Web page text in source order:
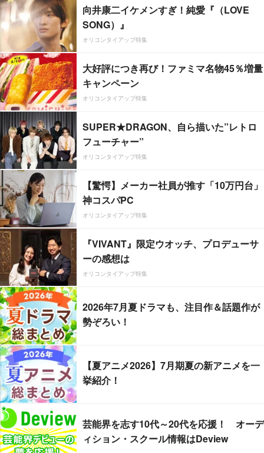
向井康二イケメンすぎ！純愛『（LOVE
SONG）』
オリコンタイアップ特集
大好評につき再び！ファミマ名物45％増量
キャンペーン
オリコンタイアップ特集
SUPER★DRAGON、自ら描いた”レトロ
フューチャー”
オリコンタイアップ特集
【驚愕】メーカー社員が推す「10万円台」
神コスパPC
オリコンタイアップ特集
『VIVANT』限定ウオッチ、プロデューサ
ーの感想は
オリコンタイアップ特集
2026年7月夏ドラマも、注目作＆話題作が
勢ぞろい！
【夏アニメ2026】7月期夏の新アニメを一
挙紹介！
芸能界を志す10代～20代を応援！ オーデ
ィション・スクール情報はDeview